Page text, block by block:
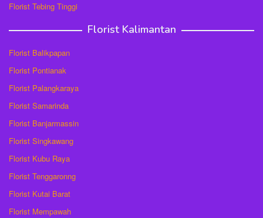
Florist Tebing Tinggi
Florist Kalimantan
Florist Balikpapan
Florist Pontianak
Florist Palangkaraya
Florist Samarinda
Florist Banjarmassin
Florist Singkawang
Florist Kubu Raya
Florist Tenggaronng
Florist Kutai Barat
Florist Mempawah